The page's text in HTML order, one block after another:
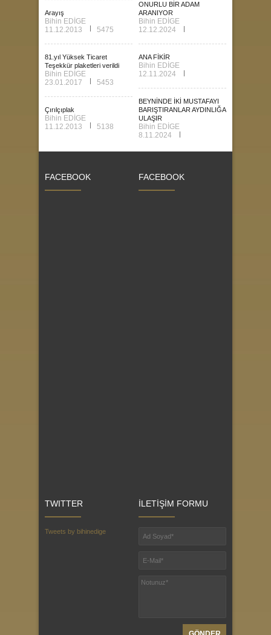
Arayış
Bihin EDİGE
11.12.2013
5475
81.yıl Yüksek Ticaret
Teşekkür plaketleri verildi
Bihin EDİGE
23.01.2017
5453
Çırılçıplak
Bihin EDİGE
11.12.2013
5138
ONURLU BİR ADAM
ARANIYOR
Bihin EDİGE
12.12.2024
ANA FİKİR
Bihin EDİGE
12.11.2024
BEYNİNDE İKİ MUSTAFAYI
BARIŞTIRANLAR AYDINLIĞA
ULAŞIR
Bihin EDİGE
8.11.2024
FACEBOOK FACEBOOK
TWITTER
Tweets by bihinedige
İLETİŞİM FORMU